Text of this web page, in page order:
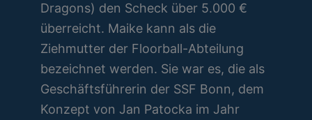
Dragons) den Scheck über 5.000 €
überreicht. Maike kann als die
Ziehmutter der Floorball-Abteilung
bezeichnet werden. Sie war es, die als
Geschäftsführerin der SSF Bonn, dem
Konzept von Jan Patocka im Jahr